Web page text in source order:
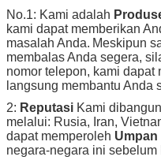
No.1: Kami adalah
kami dapat memberikan
masalah Anda. Meskipun
membalas Anda segera,
nomor telepon, kami dapat
langsung membantu Anda
2: Reputasi Kami
melalui: Rusia, Iran,
dapat memperoleh
negara-negara ini